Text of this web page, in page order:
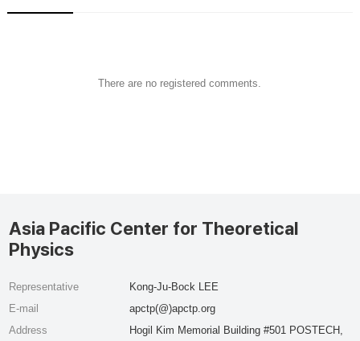
There are no registered comments.
Asia Pacific Center for Theoretical
Physics
Representative
Kong-Ju-Bock LEE
E-mail
apctp(@)apctp.org
Address
Hogil Kim Memorial Building #501 POSTECH,